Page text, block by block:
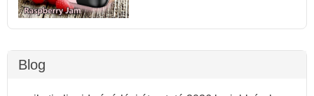
Blog